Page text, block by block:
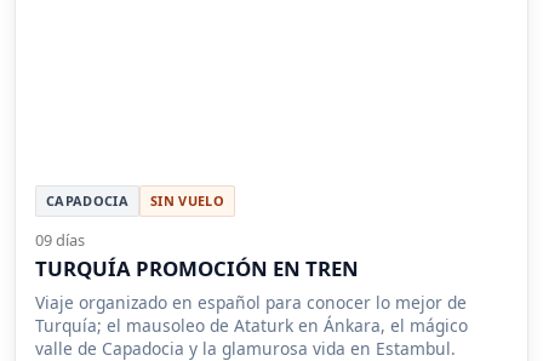
CAPADOCIA SIN VUELO
09 días
TURQUÍA PROMOCIÓN EN TREN
Viaje organizado en español para conocer lo mejor de
Turquía; el mausoleo de Ataturk en Ánkara, el mágico
valle de Capadocia y la glamurosa vida en Estambul.